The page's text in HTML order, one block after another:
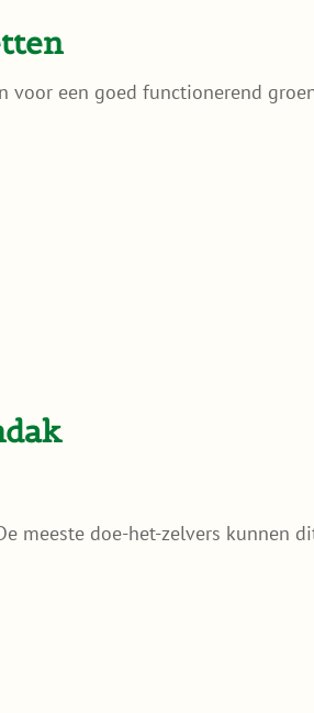
voor een goed functionerend
meeste doe-het-zelvers kunnen